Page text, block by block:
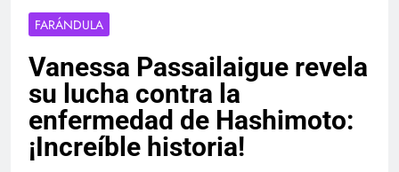
FARÁNDULA
Vanessa Passailaigue revela
su lucha contra la
enfermedad de Hashimoto:
¡Increíble historia!